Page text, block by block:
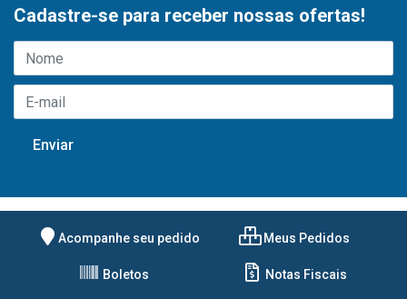
Cadastre-se para receber nossas ofertas!
Acompanhe seu pedido Meus Pedidos
Boletos Notas Fiscais